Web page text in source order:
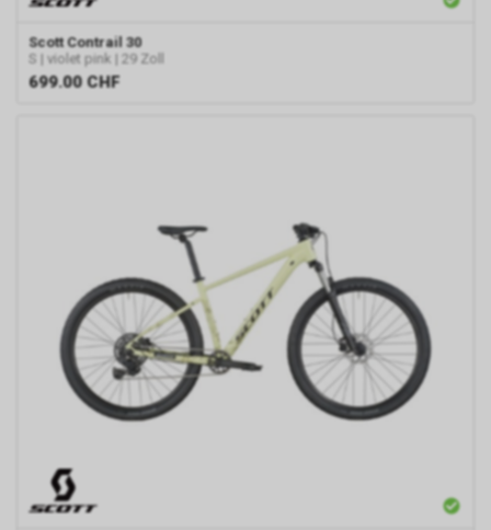
Scott Contrail 30
S | violet pink | 29 Zoll
699.00 CHF